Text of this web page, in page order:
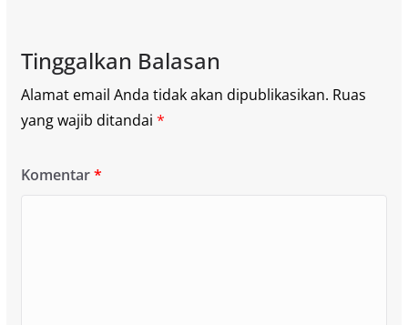
Tinggalkan Balasan
Alamat email Anda tidak akan dipublikasikan. Ruas
yang wajib ditandai *
Komentar*